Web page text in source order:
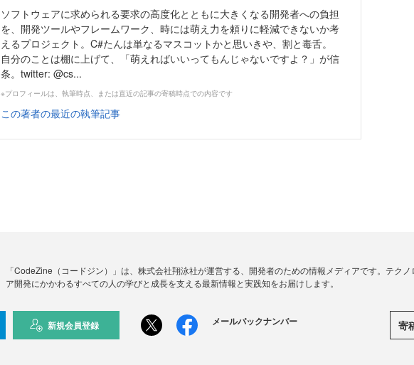
ソフトウェアに求められる要求の高度化とともに大きくなる開発者への負担
を、開発ツールやフレームワーク、時には萌え力を頼りに軽減できないか考
えるプロジェクト。C#たんは単なるマスコットかと思いきや、割と毒舌。
自分のことは棚に上げて、「萌えればいいってもんじゃないですよ？」が信
条。twitter: @cs...
※プロフィールは、執筆時点、または直近の記事の寄稿時点での内容です
この著者の最近の執筆記事
「CodeZine（コードジン）」は、株式会社翔泳社が運営する、開発者のための情報メディアです。テク
ア開発にかかわるすべての人の学びと成長を支える最新情報と実践知をお届けします。
新規会員登録 メールバックナンバー 寄